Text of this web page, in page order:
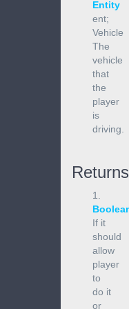
Entity
ent;
Vehicle
The
vehicle
that
the
player
is
driving.
Returns
1.
If it
should
allow
player
to
do it
or